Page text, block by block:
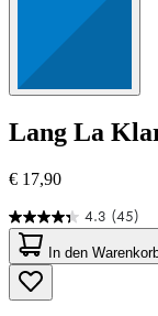
Lang La
€ 17,90
4.3 (45)
4.3
von
5
Sternen.
45
In den